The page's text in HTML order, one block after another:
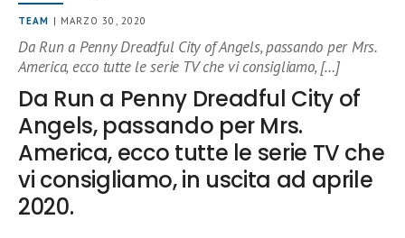
TEAM | MARZO 30, 2020
Da Run a Penny Dreadful City of Angels, passando per Mrs.
America, ecco tutte le serie TV che vi consigliamo, […]
Da Run a Penny Dreadful City of
Angels, passando per Mrs.
America, ecco tutte le serie TV che
vi consigliamo, in uscita ad aprile
2020.